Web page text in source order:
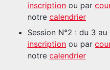
inscription ou par
notre calendrier
Session N°2 : du 3
inscription ou par
notre calendrier